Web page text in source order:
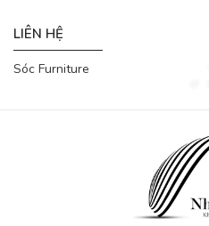
LIÊN HỆ
Sóc Furniture